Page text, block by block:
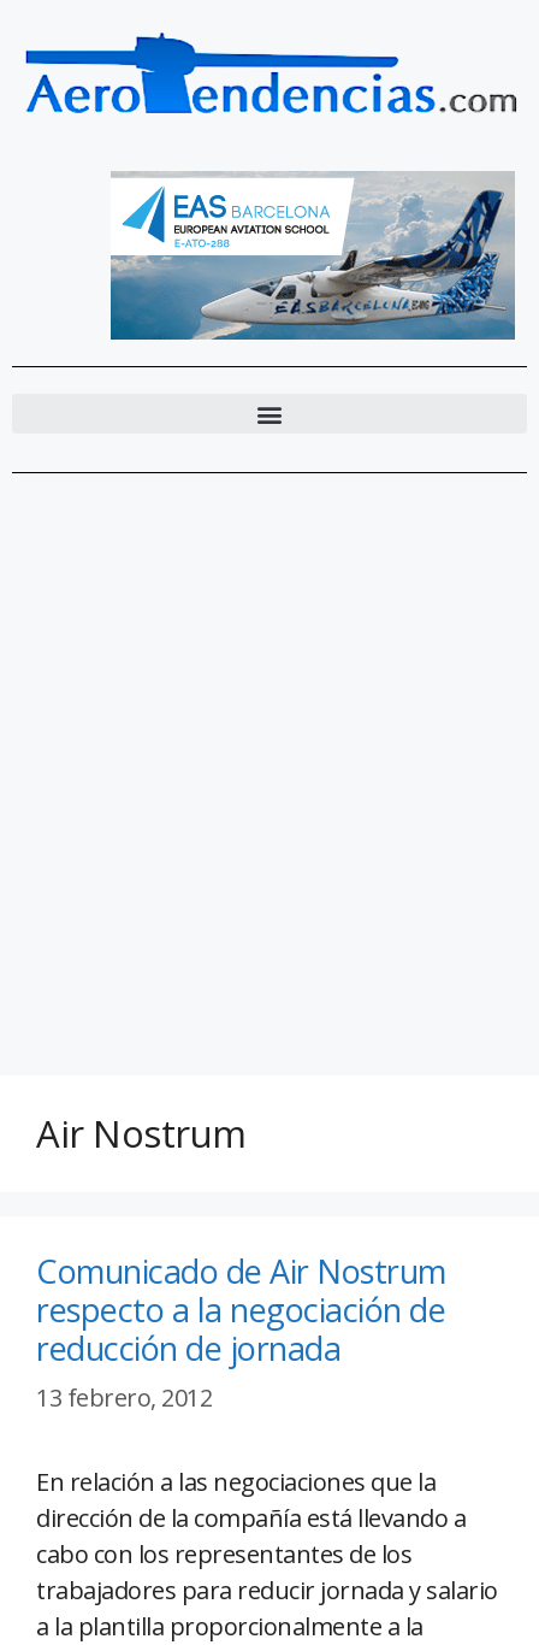
Air Nostrum
Comunicado de Air Nostrum
respecto a la negociación de
reducción de jornada
13 febrero, 2012
En relación a las negociaciones que la
dirección de la compañía está llevando a
cabo con los representantes de los
trabajadores para reducir jornada y salario
a la plantilla proporcionalmente a la